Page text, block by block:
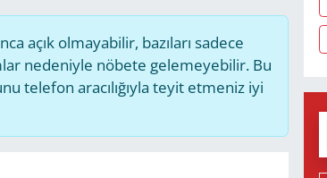
açık olmayabilir, bazıları sadece
nedeniyle nöbete gelemeyebilir. Bu
telefon aracılığıyla teyit etmeniz iyi